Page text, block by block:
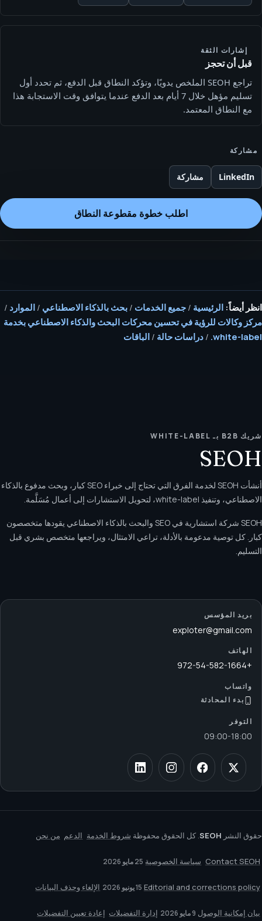
إشارات الثقة
قبل أن تحجز
تراجع SEOH الملخص يدويًا، وتؤكد النطاق قبل الدفع، ثم تحدد أول
تسليم مؤهل خلال 7 أيام بعد الدفع عندما يتوافق وقت الاستجابة هذا
مع النطاق المعتمد.
مشاركة
LinkedIn مشاركة
اطلب خطوة مقطوعة النطاق
انظر أيضاً: الرئيسية / جميع الخدمات / بحث بالذكاء الاصطناعي / الموارد /
مركز وكالات للرؤية في تحسين محركات البحث والذكاء الاصطناعي بخدمة
white-label.
/ دراسات حالة / الباقات
شريك B2B بـ WHITE-LABEL
SEOH
أنشأت SEOH لخدمة الفرق التي تحتاج إلى خبراء SEO كبار، وبحث مدفوع بالذكاء
الاصطناعي، وتنفيذ white-label، لتحويل الاستشارات إلى أعمال مُسَلَّمة.
SEOH شركة استشارية في SEO والبحث بالذكاء الاصطناعي يقودها متخصصون
كبار. كل توصية مدعومة بالأدلة، تراعي الامتثال، ويراجعها متخصص بشري قبل
التسليم.
بريد المؤسس
exploter@gmail.com
الهاتف
+972-54-582-1664
واتساب
بدء المحادثة
التوفر
09:00-18:00
حقوق النشر SEOH. كل الحقوق محفوظة شروط الخدمة الدعم من نحن
Contact SEOH سياسة الخصوصية 25 مايو 2026
Editorial and corrections policy 15 يونيو 2026 الإلغاء وحذف البيانات
بيان إمكانية الوصول 9 مايو 2026 إدارة التفضيلات إعادة تعيين التفضيلات